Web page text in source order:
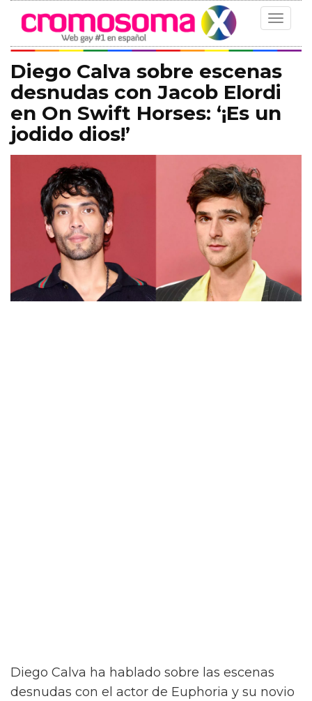
Toggle
Diego Calva sobre escenas
desnudas con Jacob Elordi
en On Swift Horses: ‘¡Es un
jodido dios!’
Diego Calva ha hablado sobre las escenas
desnudas con el actor de Euphoria y su novio